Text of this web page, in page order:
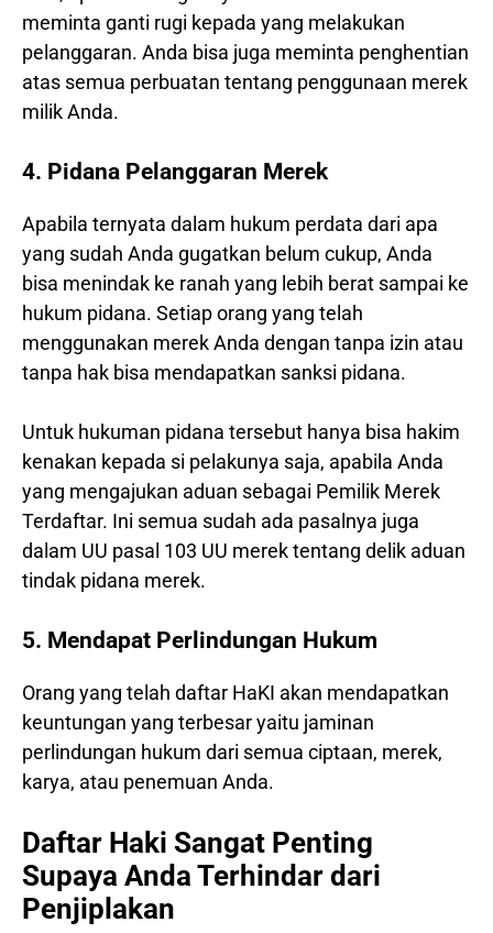
meminta ganti rugi kepada yang melakukan
pelanggaran. Anda bisa juga meminta penghentian
atas semua perbuatan tentang penggunaan merek
milik Anda.
4. Pidana Pelanggaran Merek
Apabila ternyata dalam hukum perdata dari apa
yang sudah Anda gugatkan belum cukup, Anda
bisa menindak ke ranah yang lebih berat sampai ke
hukum pidana. Setiap orang yang telah
menggunakan merek Anda dengan tanpa izin atau
tanpa hak bisa mendapatkan sanksi pidana.
Untuk hukuman pidana tersebut hanya bisa hakim
kenakan kepada si pelakunya saja, apabila Anda
yang mengajukan aduan sebagai Pemilik Merek
Terdaftar. Ini semua sudah ada pasalnya juga
dalam UU pasal 103 UU merek tentang delik aduan
tindak pidana merek.
5. Mendapat Perlindungan Hukum
Orang yang telah daftar HaKI akan mendapatkan
keuntungan yang terbesar yaitu jaminan
perlindungan hukum dari semua ciptaan, merek,
karya, atau penemuan Anda.
Daftar Haki Sangat Penting
Supaya Anda Terhindar dari
Penjiplakan